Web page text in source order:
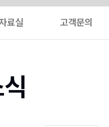
료실 고객문의